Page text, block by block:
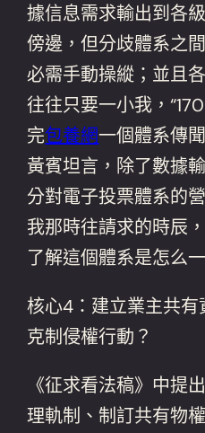
據信息需求輸出到各
傍邊，但分歧體系之
必需手動操縱；並且
往往只要一小我，
完包養網一個體系傳
黃賓坦言，除了數據
分對電子投票體系的
我那時往請求的時辰
了解這個體系是怎么
核心4：建立業主共
克制侵權行動？
《征求看法稿》中提
理軌制、制訂共有物